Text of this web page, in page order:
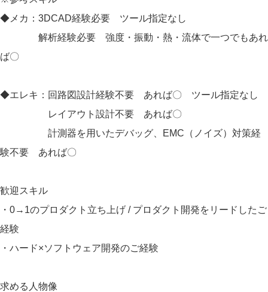
◆メカ：3DCAD経験必要 ツール指定なし
解析経験必要 強度・振動・熱・流体で一つでもあれ
ば〇
◆エレキ：回路図設計経験不要 あれば〇 ツール指定なし
レイアウト設計不要 あれば〇
計測器を用いたデバッグ、EMC（ノイズ）対策経
験不要 あれば〇
歓迎スキル
・0→1のプロダクト立ち上げ / プロダクト開発をリードしたご
経験
・ハード×ソフトウェア開発のご経験
求める人物像